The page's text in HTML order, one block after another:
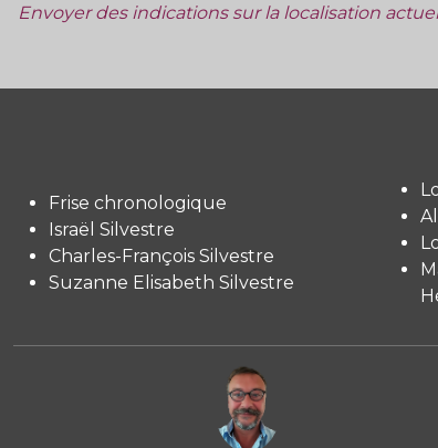
Envoyer des indications sur la localisation
Frise chronologique
Israël Silvestre
Charles-François Silvestre
Suzanne Elisabeth Silvestre